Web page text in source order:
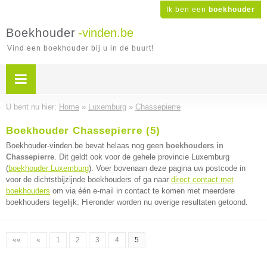
Ik ben een boekhouder
Boekhouder -vinden.be
Vind een boekhouder bij u in de buurt!
U bent nu hier: Home » Luxemburg » Chassepierre
Boekhouder Chassepierre (5)
Boekhouder-vinden.be bevat helaas nog geen boekhouders in
Chassepierre. Dit geldt ook voor de gehele provincie Luxemburg
(boekhouder Luxemburg). Voer bovenaan deze pagina uw postcode in
voor de dichtstbijzijnde boekhouders of ga naar direct contact met
boekhouders om via één e-mail in contact te komen met meerdere
boekhouders tegelijk. Hieronder worden nu overige resultaten getoond.
«« « 1 2 3 4 5